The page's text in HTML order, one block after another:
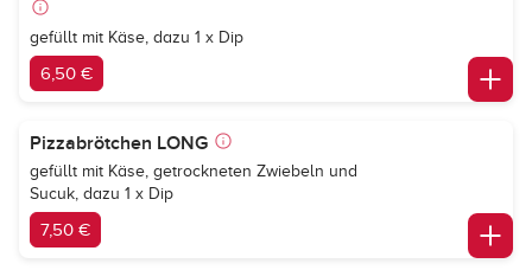
gefüllt mit Käse, dazu 1 x Dip
6,50 €
Pizzabrötchen LONG
gefüllt mit Käse, getrockneten Zwiebeln und
Sucuk, dazu 1 x Dip
7,50 €